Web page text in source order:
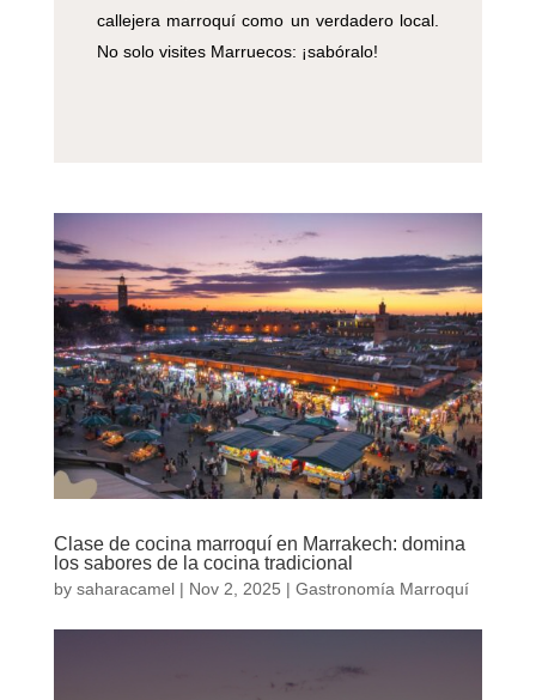
callejera marroquí como un verdadero local.
No solo visites Marruecos: ¡sabóralo!
Clase de cocina marroquí en Marrakech: domina
los sabores de la cocina tradicional
by saharacamel| Nov 2, 2025 | Gastronomía Marroquí